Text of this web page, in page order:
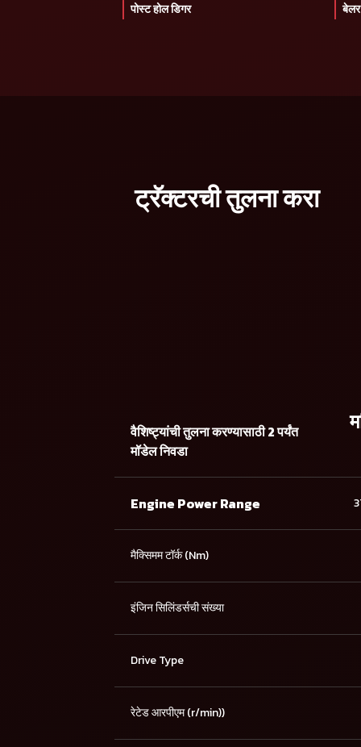
पोस्ट होल डिगर बेलर
ट्रॅक्टरची तुलना करा
वैशिष्ट्यांची तुलना करण्यासाठी 2 पर्यंत
मॉडेल निवडा
Engine Power Range
मैक्सिमम टॉर्क (Nm)
इंजिन सिलिंडर्सची संख्या
Drive Type
रेटेड आरपीएम (r/min))